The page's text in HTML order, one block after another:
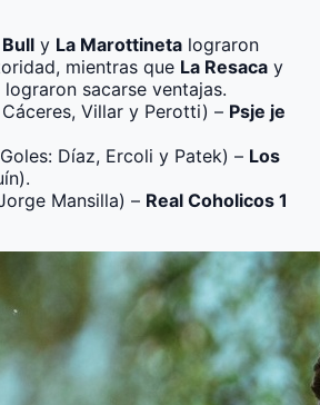
y La Marottineta lograron
mientras que La Resaca y
lograron sacarse ventajas.
Villar y Perotti) – Psje je
Díaz, Ercoli y Patek) – Los
Mansilla) – Real Coholicos 1